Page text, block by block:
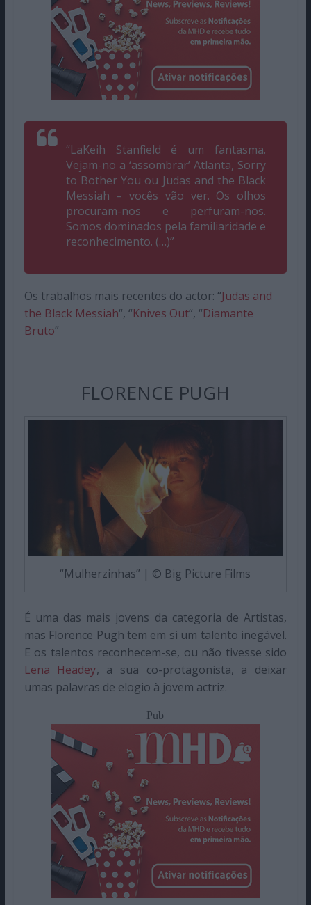
“LaKeih Stanfield é um fantasma.
Vejam-no a ‘assombrar’Atlanta, Sorry
to Bother You ou Judas and the Black
Messiah –vocês vão ver. Os olhos
procuram-nos e perfuram-nos.
Somos dominados pela familiaridade e
reconhecimento. (…)”
Os trabalhos mais recentes do actor: “Judas and
the Black Messiah“, “Knives Out“, “Diamante
Bruto”
FLORENCE PUGH
“Mulherzinhas” | © Big Picture Films
É uma das mais jovens da categoria de Artistas,
mas Florence Pugh tem em si um talento inegável.
E os talentos reconhecem-se, ou não tivesse sido
Lena Headey, a sua co-protagonista, a deixar
umas palavras de elogio à jovem actriz.
Pub